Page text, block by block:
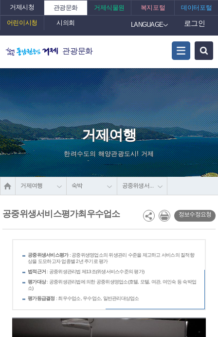
거제시청 관광문화 거제식물원 복지포털 데이터포털
어린이시청 시의회 LANGUAGE 로그인
관광문화
거제여행
한려수도의 해양관광도시! 거제
거제여행 숙박 공중위생서비스평가최우수업소
공중위생서비스평가최우수업소 정보수정요청
공중위생서비스평가: 공중위생영업소의 위생관리 수준을 제고하고 서비스의 질적향
상을 도모하고자 업종별 2년 주기로 평가
법적근거 : 공중위생관리법 제13조(위생서비스수준의 평가)
평가대상 : 공중위생관리법에 의한 공중위생영업소(호텔, 모텔, 여관, 여인숙 등 숙박업
소)
평가등급결정 : 최우수업소, 우수업소, 일반관리대상업소